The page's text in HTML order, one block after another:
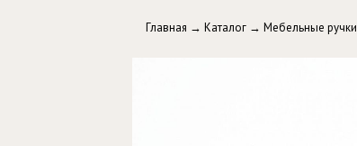
Главная → Каталог → Мебельные ручки